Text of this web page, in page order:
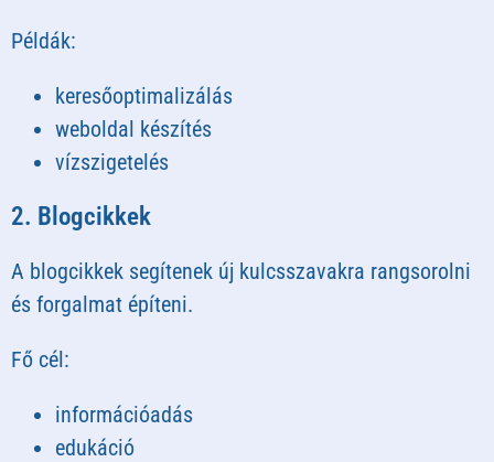
Példák:
keresőoptimalizálás
weboldal készítés
vízszigetelés
2. Blogcikkek
A blogcikkek segítenek új kulcsszavakra rangsorolni
és forgalmat építeni.
Fő cél:
információadás
edukáció